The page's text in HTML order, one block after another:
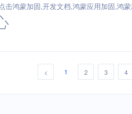
击鸿蒙加固,开发文档,鸿蒙应用加固,鸿
< 1 2 3 4